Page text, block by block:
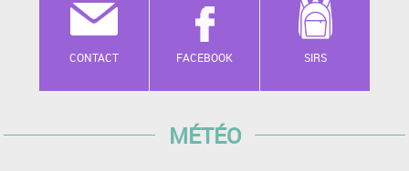
CONTACT FACEBOOK SIRS
MÉTÉO